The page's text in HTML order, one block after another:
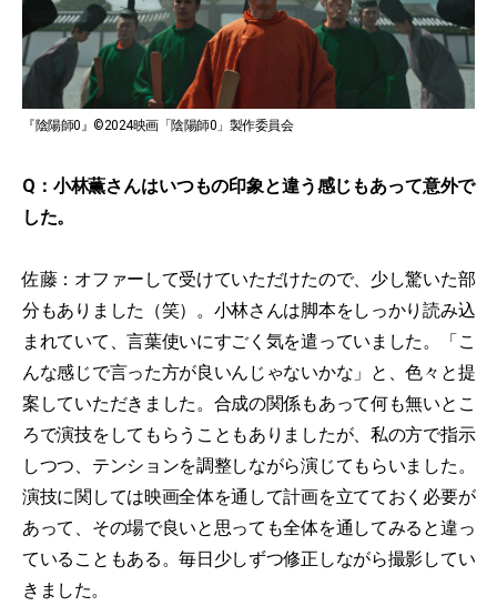
『陰陽師0』©2024映画「陰陽師0」製作委員会
Q：小林薫さんはいつもの印象と違う感じもあって意外で
した。
佐藤：オファーして受けていただけたので、少し驚いた部
分もありました（笑）。小林さんは脚本をしっかり読み込
まれていて、言葉使いにすごく気を遣っていました。「こ
んな感じで言った方が良いんじゃないかな」と、色々と提
案していただきました。合成の関係もあって何も無いとこ
ろで演技をしてもらうこともありましたが、私の方で指示
しつつ、テンションを調整しながら演じてもらいました。
演技に関しては映画全体を通して計画を立てておく必要が
あって、その場で良いと思っても全体を通してみると違っ
ていることもある。毎日少しずつ修正しながら撮影してい
きました。